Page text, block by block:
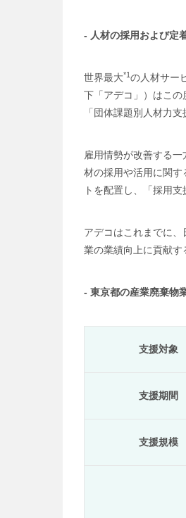
- 人材の採用および定
世界最大*1の人材サー
下「アデコ」）はこ
「団体課題別人材力
雇用情勢が改善する
材の採用や活用に関
トを配置し、「採用
アデコはこれまでに
業の業績向上に貢献す
- 東京都の産業廃棄物
支援対象
支援期間
支援規模